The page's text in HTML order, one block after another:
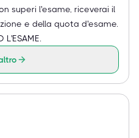
superi l'esame, riceverai il
e della quota d'esame.
L'ESAME.